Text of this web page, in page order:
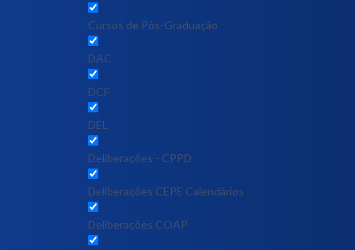
Cursos de Pós-Graduação
DAC
DCF
DEL
Deliberações - CPPD
Deliberações CEPE Calendários
Deliberações COAP